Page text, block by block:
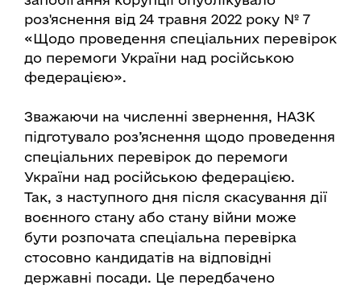
роз'яснення від 24 травня 2022 року № 7
«Щодо проведення спеціальних перевірок
до перемоги України над російською
федерацією».
Зважаючи на численні звернення, НАЗК
підготувало роз’яснення щодо проведення
спеціальних перевірок до перемоги
України над російською федерацією.
Так, з наступного дня після скасування дії
воєнного стану або стану війни може
бути розпочата спеціальна перевірка
стосовно кандидатів на відповідні
державні посади. Це передбачено